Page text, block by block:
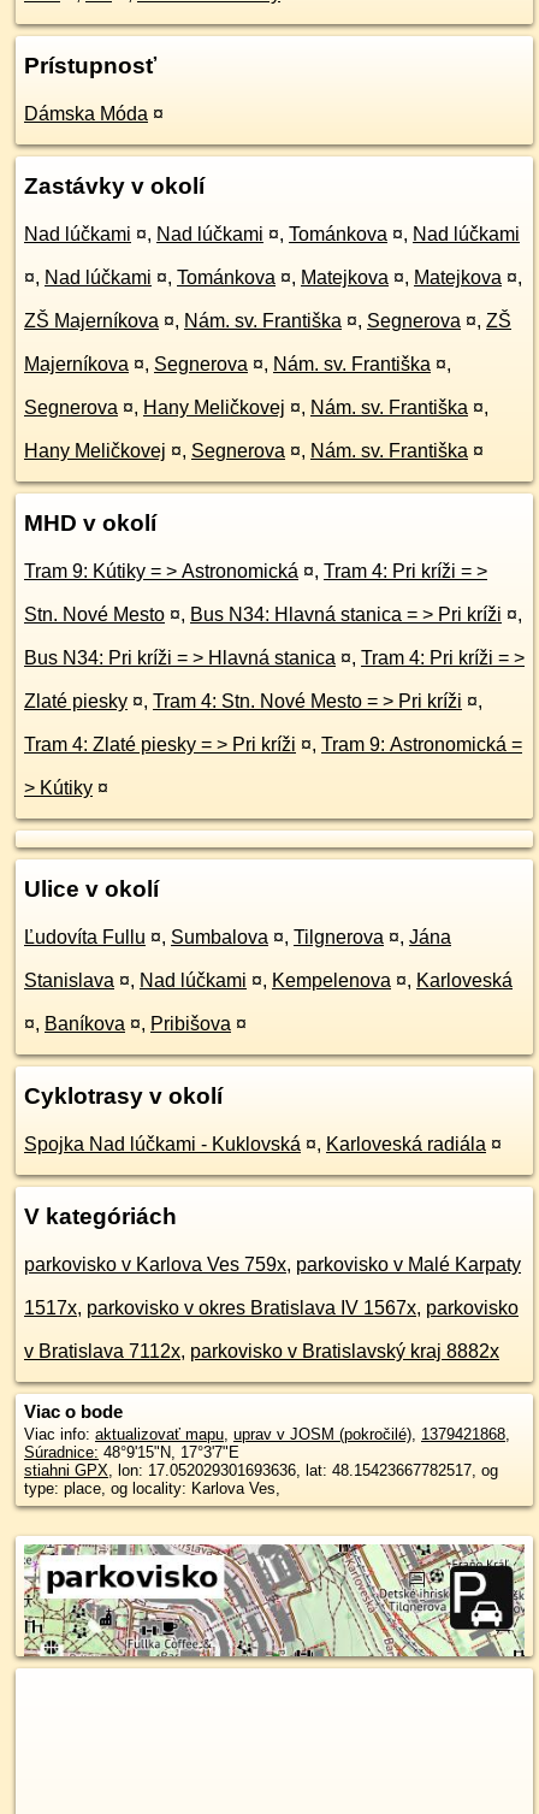
Prístupnosť
Dámska Móda ¤
Zastávky v okolí
Nad lúčkami ¤, Nad lúčkami ¤, Tománkova ¤, Nad lúčkami
¤, Nad lúčkami ¤, Tománkova ¤, Matejkova ¤, Matejkova ¤,
ZŠ Majerníkova ¤, Nám. sv. Františka ¤, Segnerova ¤, ZŠ
Majerníkova ¤, Segnerova ¤, Nám. sv. Františka ¤,
Segnerova ¤, Hany Meličkovej ¤, Nám. sv. Františka ¤,
Hany Meličkovej ¤, Segnerova ¤, Nám. sv. Františka ¤
MHD v okolí
Tram 9: Kútiky = > Astronomická ¤, Tram 4: Pri kríži = >
Stn. Nové Mesto ¤, Bus N34: Hlavná stanica = > Pri kríži ¤,
Bus N34: Pri kríži = > Hlavná stanica ¤, Tram 4: Pri kríži = >
Zlaté piesky ¤, Tram 4: Stn. Nové Mesto = > Pri kríži ¤,
Tram 4: Zlaté piesky = > Pri kríži ¤, Tram 9: Astronomická =
> Kútiky ¤
Ulice v okolí
Ľudovíta Fullu ¤, Sumbalova ¤, Tilgnerova ¤, Jána
Stanislava ¤, Nad lúčkami ¤, Kempelenova ¤, Karloveská
¤, Baníkova ¤, Pribišova ¤
Cyklotrasy v okolí
Spojka Nad lúčkami - Kuklovská ¤, Karloveská radiála ¤
V kategóriách
parkovisko v Karlova Ves 759x, parkovisko v Malé Karpaty
1517x, parkovisko v okres Bratislava IV 1567x, parkovisko
v Bratislava 7112x, parkovisko v Bratislavský kraj 8882x
Viac o bode
Viac info: aktualizovať mapu, uprav v JOSM (pokročilé), 1379421868,
Súradnice: 48°9'15"N, 17°3'7"E
stiahni GPX, lon: 17.052029301693636, lat: 48.15423667782517, og
type: place, og locality: Karlova Ves,